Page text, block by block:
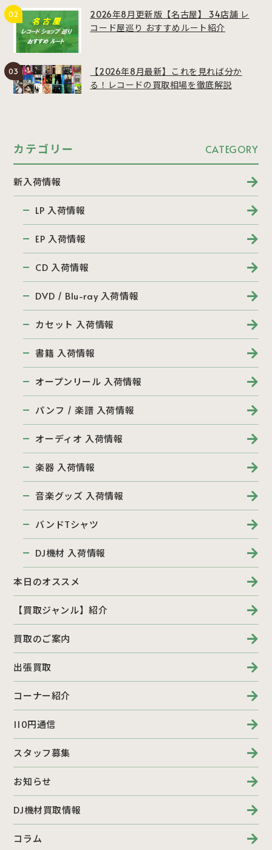
2026年8月更新版【名古屋】 34店舗 レ
コード屋巡り おすすめルート紹介
【2026年8月最新】これを見れば分か
る！レコードの買取相場を徹底解説
カテゴリー CATEGORY
新入荷情報
LP 入荷情報
EP 入荷情報
CD 入荷情報
DVD / Blu-ray 入荷情報
カセット 入荷情報
書籍 入荷情報
オープンリール 入荷情報
パンフ / 楽譜 入荷情報
オーディオ 入荷情報
楽器 入荷情報
音楽グッズ 入荷情報
バンドTシャツ
DJ機材 入荷情報
本日のオススメ
【買取ジャンル】紹介
買取のご案内
出張買取
コーナー紹介
110円通信
スタッフ募集
お知らせ
DJ機材買取情報
コラム